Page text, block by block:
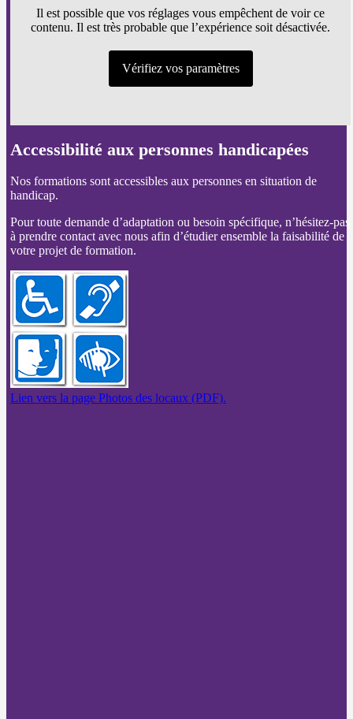
Il est possible que vos réglages vous empêchent de voir ce
contenu. Il est très probable que l’expérience soit désactivée.
Vérifiez vos paramètres
Accessibilité aux personnes handicapées
Nos formations sont accessibles aux personnes en situation de
handicap.
Pour toute demande d’adaptation ou besoin spécifique, n’hésitez-pas
à prendre contact avec nous afin d’étudier ensemble la faisabilité de
votre projet de formation.
Lien vers la page Photos des locaux (PDF).